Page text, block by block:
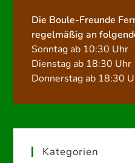
Die Boule-Freunde
regelmäßig an
Sonntag ab 10:30 Uhr
Dienstag ab 18:30 Uhr
Donnerstag ab 18:30
Kategorien